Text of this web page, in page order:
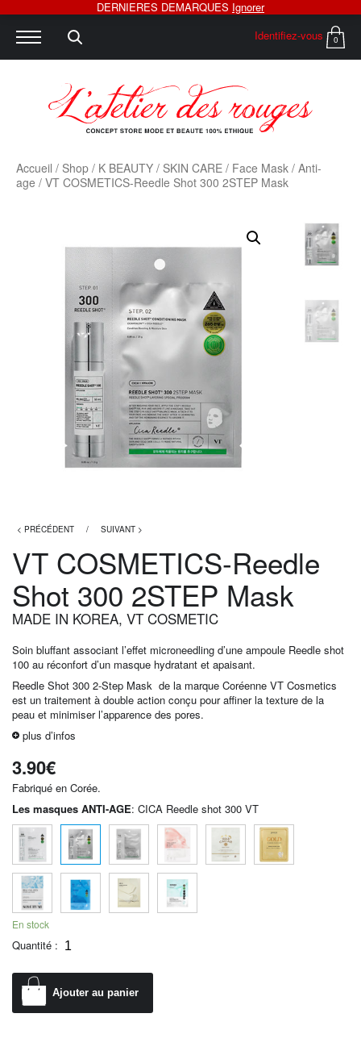
Identifiez-vous 0
Accueil / Shop / K BEAUTY / SKIN CARE / Face Mask / Anti-
age / VT COSMETICS-Reedle Shot 300 2STEP Mask
< PRÉCÉDENT / SUIVANT >
VT COSMETICS-Reedle
Shot 300 2STEP Mask
MADE IN KOREA, VT COSMETIC
Soin bluffant associant l’effet microneedling d’une ampoule Reedle shot
100 au réconfort d’un masque hydratant et apaisant.
Reedle Shot 300 2-Step Mask de la marque Coréenne VT Cosmetics
est un traitement à double action conçu pour affiner la texture de la
peau et minimiser l’apparence des pores.
plus d’infos
3.90€
Fabriqué en Corée.
Les masques ANTI-AGE: CICA Reedle shot 300 VT
En stock
Quantité :
Ajouter au panier
DERNIERES DEMARQUES Ignorer